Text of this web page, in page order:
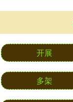
开展
多架